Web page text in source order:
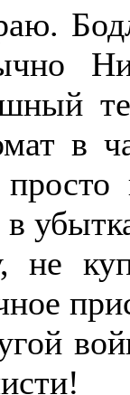
в
не